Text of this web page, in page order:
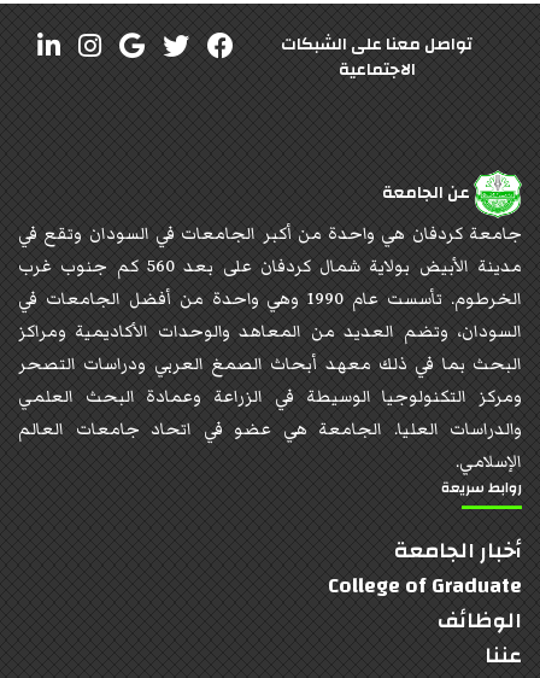
تواصل معنا على الشبكات
الاجتماعية
عن الجامعة
جامعة كردفان هي واحدة من أكبر الجامعات في السودان وتقع في
مدينة الأبيض بولاية شمال كردفان على بعد 560 كم جنوب غرب
الخرطوم. تأسست عام 1990 وهي واحدة من أفضل الجامعات في
السودان، وتضم العديد من المعاهد والوحدات الأكاديمية ومراكز
البحث بما في ذلك معهد أبحاث الصمغ العربي ودراسات التصحر
ومركز التكنولوجيا الوسيطة في الزراعة وعمادة البحث العلمي
والدراسات العليا. الجامعة هي عضو في اتحاد جامعات العالم
الإسلامي.
روابط سريعة
أخبار الجامعة
College of Graduate
الوظائف
عننا